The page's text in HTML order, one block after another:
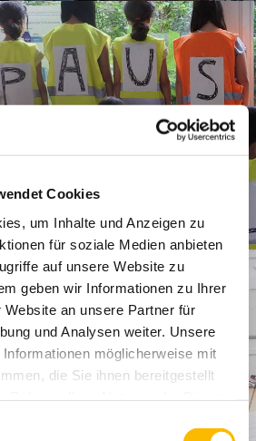
Cookies
um Inhalte und Anzeigen zu
für soziale Medien anbieten
auf unsere Website zu
geben wir Informationen zu Ihrer
Website an unsere Partner für
und Analysen weiter. Unsere
möglicherweise mit
die Sie ihnen bereitgestellt